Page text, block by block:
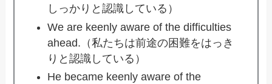
しっかりと認識している）
We are keenly aware of the difficulties
ahead.（私たちは前途の困難をはっき
りと認識している）
He became keenly aware of the